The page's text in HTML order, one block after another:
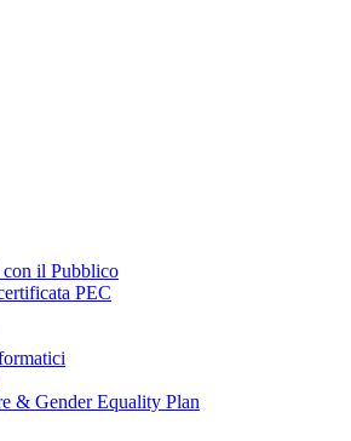
il Pubblico
PEC
& Gender Equality Plan